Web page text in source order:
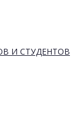
И СТУДЕНТОВ